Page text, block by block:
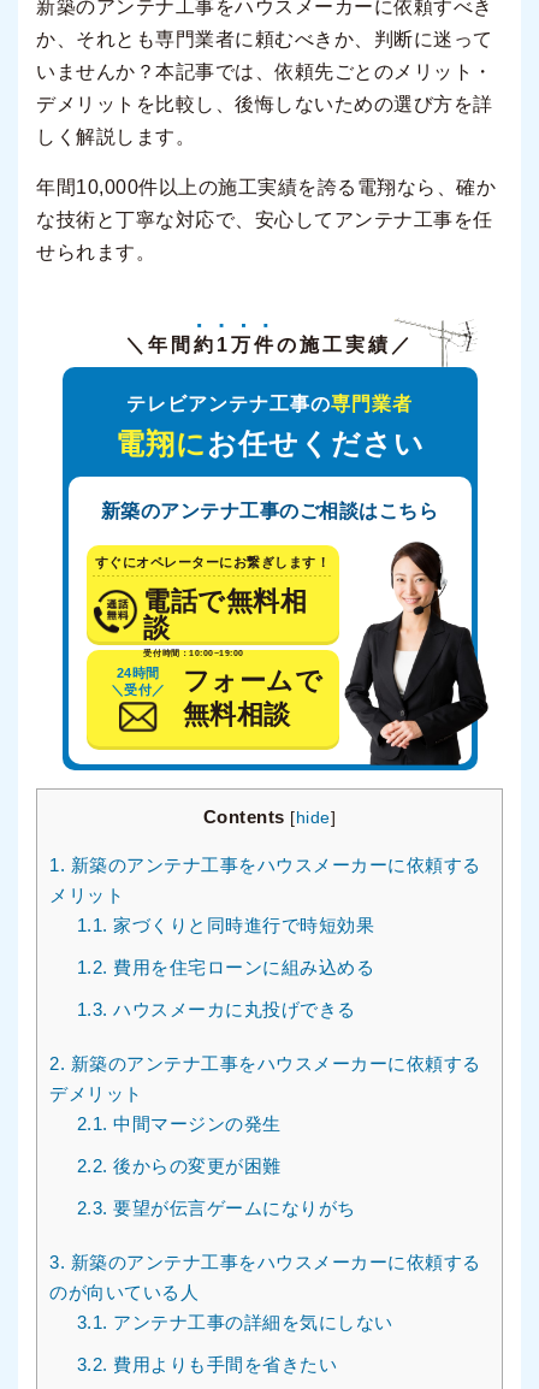
新築のアンテナ工事をハウスメーカーに依頼すべき
か、それとも専門業者に頼むべきか、判断に迷って
いませんか？本記事では、依頼先ごとのメリット・
デメリットを比較し、後悔しないための選び方を詳
しく解説します。
年間10,000件以上の施工実績を誇る電翔なら、確か
な技術と丁寧な対応で、安心してアンテナ工事を任
せられます。
＼年間 約1万件の施工実績／
テレビアンテナ工事の専門業者
電翔にお任せください
新築のアンテナ工事のご相談はこちら
すぐにオペレーターにお繋ぎします！
電話で無料相
談
受付時間：10:00~19:00
24時間
＼受付／
フォームで
無料相談
Contents [hide]
1. 新築のアンテナ工事をハウスメーカーに依頼する
メリット
1.1. 家づくりと同時進行で時短効果
1.2. 費用を住宅ローンに組み込める
1.3. ハウスメーカに丸投げできる
2. 新築のアンテナ工事をハウスメーカーに依頼する
デメリット
2.1. 中間マージンの発生
2.2. 後からの変更が困難
2.3. 要望が伝言ゲームになりがち
3. 新築のアンテナ工事をハウスメーカーに依頼する
のが向いている人
3.1. アンテナ工事の詳細を気にしない
3.2. 費用よりも手間を省きたい